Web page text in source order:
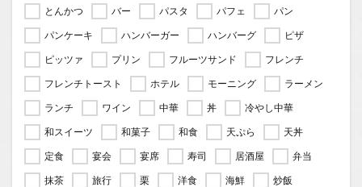
とんかつ
バー パスタ パフェ
パン
パンケーキ
ハンバーガー ハンバーグ
ピザ
ピッツァ
プリン フルーツサンド
フレンチ
フレンチトースト
ホテル モーニング
ラーメン
ランチ
ワイン 中華 丼
冷やし中華
和スイーツ
和菓子 和食 天ぷら
天丼
定食
宴会 宴席 寿司 居酒屋
弁当
抹茶
旅行 栗 洋食 海鮮
炒飯